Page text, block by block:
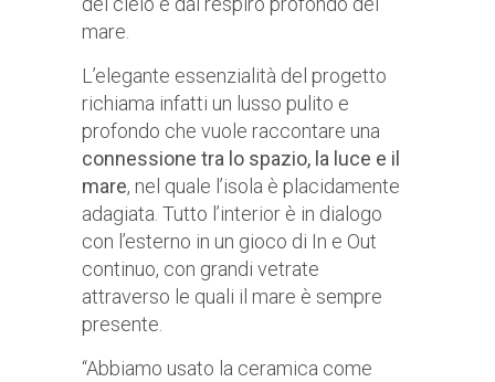
mare.
L’elegante essenzialità del progetto
richiama infatti un lusso pulito e
profondo che vuole raccontare una
connessione tra lo spazio, la luce e il
mare, nel quale l’isola è placidamente
adagiata. Tutto l’interior è in dialogo
con l’esterno in un gioco di In e Out
continuo, con grandi vetrate
attraverso le quali il mare è sempre
presente.
“Abbiamo usato la ceramica come